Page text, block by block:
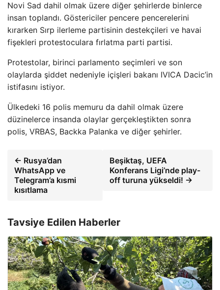
Novi Sad dahil olmak üzere diğer şehirlerde binlerce
insan toplandı. Göstericiler pencere pencerelerini
kırarken Sırp ilerleme partisinin destekçileri ve havai
fişekleri protestoculara fırlatma parti partisi.
Protestolar, birinci parlamento seçimleri ve son
olaylarda şiddet nedeniyle içişleri bakanı IVICA Dacic’in
istifasını istiyor.
Ülkedeki 16 polis memuru da dahil olmak üzere
düzinelerce insanda olaylar gerçekleştikten sonra
polis, VRBAS, Backka Palanka ve diğer şehirler.
← Rusya’dan
WhatsApp ve
Telegram’a kısmi
kısıtlama
Beşiktaş, UEFA
Konferans Ligi’nde play-
off turuna yükseldi! →
Tavsiye Edilen Haberler